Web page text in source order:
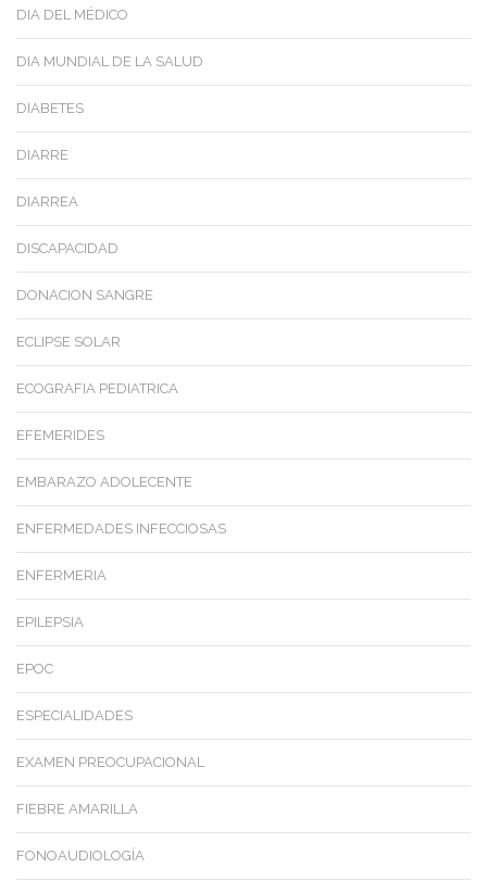
DIA DEL MÉDICO
DIA MUNDIAL DE LA SALUD
DIABETES
DIARRE
DIARREA
DISCAPACIDAD
DONACION SANGRE
ECLIPSE SOLAR
ECOGRAFIA PEDIATRICA
EFEMERIDES
EMBARAZO ADOLECENTE
ENFERMEDADES INFECCIOSAS
ENFERMERIA
EPILEPSIA
EPOC
ESPECIALIDADES
EXAMEN PREOCUPACIONAL
FIEBRE AMARILLA
FONOAUDIOLOGÍA